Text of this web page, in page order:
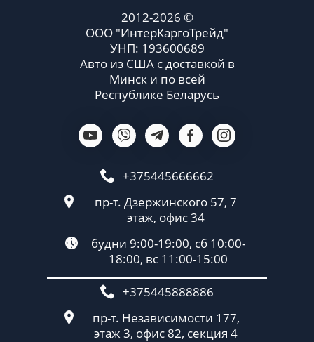
2012-2026 ©
ООО "ИнтерКаргоТрейд"
УНП: 193600689
Авто из США с доставкой в
Минск и по всей
Республике Беларусь
+375445666662
пр-т. Дзержинского 57, 7
этаж, офис 34
будни 9:00-19:00, сб 10:00-
18:00, вс 11:00-15:00
+375445888886
пр-т. Независимости 177,
этаж 3, офис 82, секция 4